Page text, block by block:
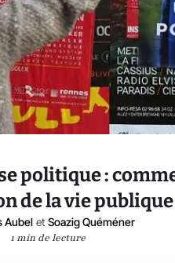
politique :
de la vie
Aubel et Soazig Quéméner
1 min de lecture